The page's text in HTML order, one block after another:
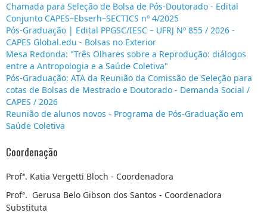
Chamada para Seleção de Bolsa de Pós-Doutorado - Edital
Conjunto CAPES–Ebserh–SECTICS nº 4/2025
Pós-Graduação | Edital PPGSC/IESC – UFRJ Nº 855 / 2026 -
CAPES Global.edu - Bolsas no Exterior
Mesa Redonda: "Três Olhares sobre a Reprodução: diálogos
entre a Antropologia e a Saúde Coletiva"
Pós-Graduação: ATA da Reunião da Comissão de Seleção para
cotas de Bolsas de Mestrado e Doutorado - Demanda Social /
CAPES / 2026
Reunião de alunos novos - Programa de Pós-Graduação em
Saúde Coletiva
Coordenação
Profª. Katia Vergetti Bloch - Coordenadora
Profª. Gerusa Belo Gibson dos Santos - Coordenadora
Substituta